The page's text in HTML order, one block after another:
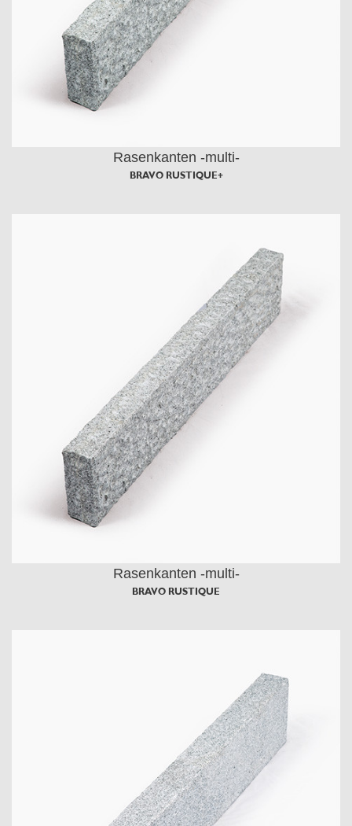
Rasenkanten -multi-
BRAVO RUSTIQUE+
Rasenkanten -multi-
BRAVO RUSTIQUE